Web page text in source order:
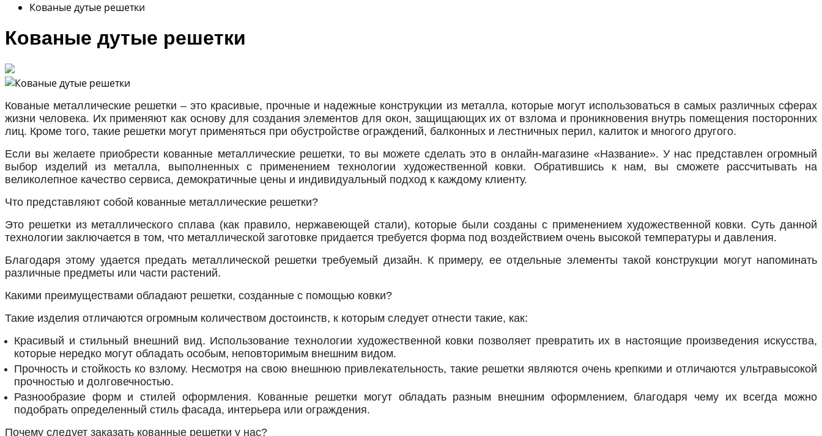
Кованые дутые решетки
Кованые дутые решетки
Кованые металлические решетки – это красивые, прочные и надежные конструкции из металла, которые могут использоваться в самых различных сферах
жизни человека. Их применяют как основу для создания элементов для окон, защищающих их от взлома и проникновения внутрь помещения посторонних
лиц. Кроме того, такие решетки могут применяться при обустройстве ограждений, балконных и лестничных перил, калиток и многого другого.
Если вы желаете приобрести кованные металлические решетки, то вы можете сделать это в онлайн-магазине «Название». У нас представлен огромный
выбор изделий из металла, выполненных с применением технологии художественной ковки. Обратившись к нам, вы сможете рассчитывать на
великолепное качество сервиса, демократичные цены и индивидуальный подход к каждому клиенту.
Что представляют собой кованные металлические решетки?
Это решетки из металлического сплава (как правило, нержавеющей стали), которые были созданы с применением художественной ковки. Суть данной
технологии заключается в том, что металлической заготовке придается требуется форма под воздействием очень высокой температуры и давления.
Благодаря этому удается предать металлической решетки требуемый дизайн. К примеру, ее отдельные элементы такой конструкции могут напоминать
различные предметы или части растений.
Какими преимуществами обладают решетки, созданные с помощью ковки?
Такие изделия отличаются огромным количеством достоинств, к которым следует отнести такие, как:
Красивый и стильный внешний вид. Использование технологии художественной ковки позволяет превратить их в настоящие произведения искусства,
которые нередко могут обладать особым, неповторимым внешним видом.
Прочность и стойкость ко взлому. Несмотря на свою внешнюю привлекательность, такие решетки являются очень крепкими и отличаются ультравысокой
прочностью и долговечностью.
Разнообразие форм и стилей оформления. Кованные решетки могут обладать разным внешним оформлением, благодаря чему их всегда можно
подобрать определенный стиль фасада, интерьера или ограждения.
Почему следует заказать кованные решетки у нас?